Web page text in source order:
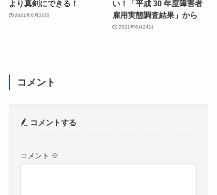
より真剣にできる！
2021年6月30日
い！「平成 30 年度障害者
雇用実態調査結果」から
2021年6月24日
コメント
コメントする
コメント ※